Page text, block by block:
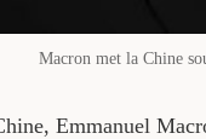
Macron met la Chine
Emmanuel